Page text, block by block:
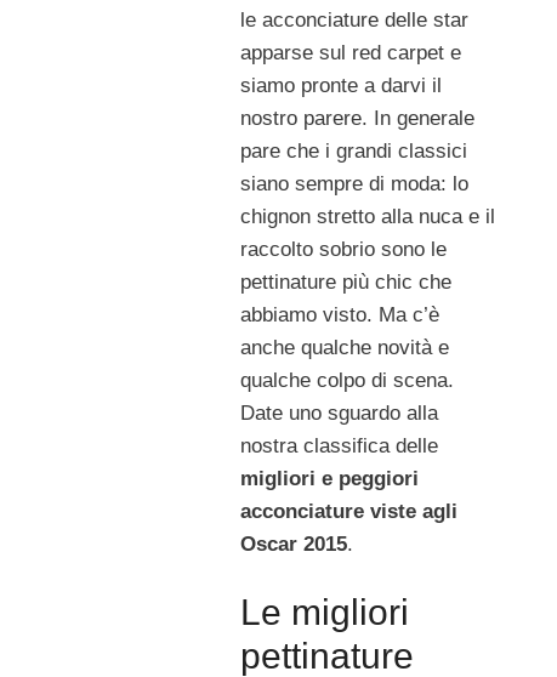
le acconciature delle star
apparse sul red carpet e
siamo pronte a darvi il
nostro parere. In generale
pare che i grandi classici
siano sempre di moda: lo
chignon stretto alla nuca e il
raccolto sobrio sono le
pettinature più chic che
abbiamo visto. Ma c’è
anche qualche novità e
qualche colpo di scena.
Date uno sguardo alla
nostra classifica delle
migliori e peggiori
acconciature viste agli
Oscar 2015.
Le migliori
pettinature